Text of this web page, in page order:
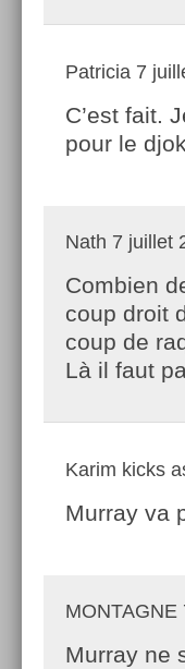
Patricia 7
C’est fait.
pour le
Nath 7 juillet
Combien
coup droit
coup de
Là il faut
Karim kicks
Murray va
MONTAGNE
Murray ne